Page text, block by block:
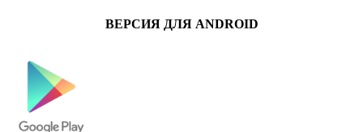
ВЕРСИЯ ДЛЯ ANDROID